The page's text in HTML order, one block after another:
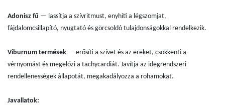
Adonisz fű — lassítja a szívritmust, enyhíti a légszomjat,
fájdalomcsillapító, nyugtató és görcsoldó tulajdonságokkal rendelkezik.
Viburnum termések — erősíti a szívet és az ereket, csökkenti a
vérnyomást és megelőzi a tachycardiát. Javítja az idegrendszeri
rendellenességek állapotát, megakadályozza a rohamokat.
Javallatok: